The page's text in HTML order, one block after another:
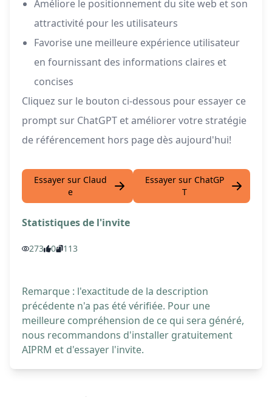
Améliore le positionnement du site web et son
attractivité pour les utilisateurs
Favorise une meilleure expérience utilisateur
en fournissant des informations claires et
concises
Cliquez sur le bouton ci-dessous pour essayer ce
prompt sur ChatGPT et améliorer votre stratégie
de référencement hors page dès aujourd'hui!
Essayer sur Claud
e
Essayer sur ChatGP
T
Statistiques de l'invite
273 0 113
Remarque : l'exactitude de la description
précédente n'a pas été vérifiée. Pour une
meilleure compréhension de ce qui sera généré,
nous recommandons d'installer gratuitement
AIPRM et d'essayer l'invite.